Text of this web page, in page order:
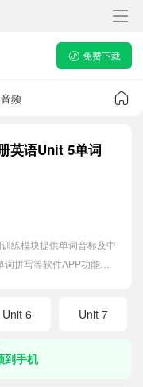
免费下载
频
英语Unit 5单词
练模块提供单词音标及中
拼写等软件APP功能，
Unit 6 Unit 7
到手机